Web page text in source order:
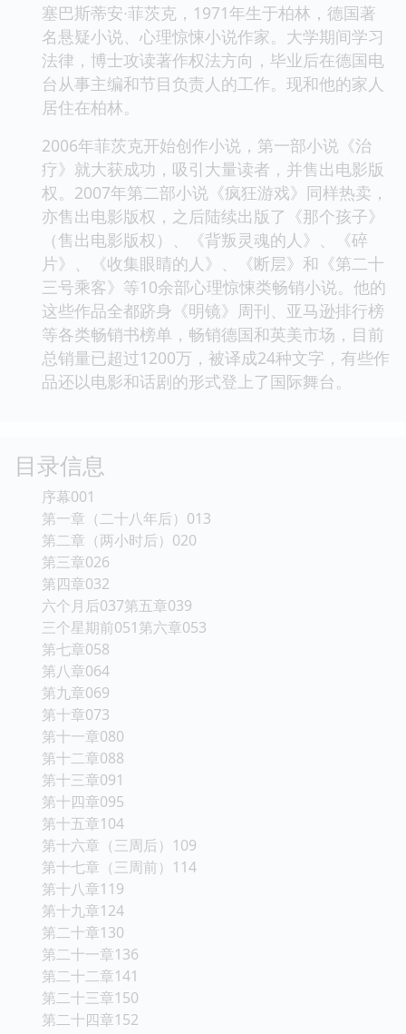
塞巴斯蒂安∙菲茨克，1971年生于柏林，德国著
名悬疑小说、心理惊悚小说作家。大学期间学习
法律，博士攻读著作权法方向，毕业后在德国电
台从事主编和节目负责人的工作。现和他的家人
居住在柏林。
2006年菲茨克开始创作小说，第一部小说《治
疗》就大获成功，吸引大量读者，并售出电影版
权。2007年第二部小说《疯狂游戏》同样热卖，
亦售出电影版权，之后陆续出版了《那个孩子》
（售出电影版权）、《背叛灵魂的人》、《碎
片》、《收集眼睛的人》、《断层》和《第二十
三号乘客》等10余部心理惊悚类畅销小说。他的
这些作品全都跻身《明镜》周刊、亚马逊排行榜
等各类畅销书榜单，畅销德国和英美市场，目前
总销量已超过1200万，被译成24种文字，有些作
品还以电影和话剧的形式登上了国际舞台。
目录信息
序幕001
第一章（二十八年后）013
第二章（两小时后）020
第三章026
第四章032
六个月后037第五章039
三个星期前051第六章053
第七章058
第八章064
第九章069
第十章073
第十一章080
第十二章088
第十三章091
第十四章095
第十五章104
第十六章（三周后）109
第十七章（三周前）114
第十八章119
第十九章124
第二十章130
第二十一章136
第二十二章141
第二十三章150
第二十四章152